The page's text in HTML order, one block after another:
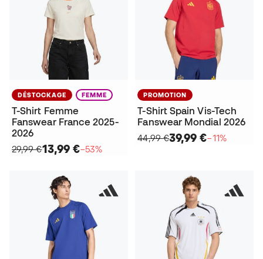
DÉSTOCKAGE FEMME
T-Shirt Femme
Fanswear France 2025-
2026
29,99 €13,99 €−53%
PROMOTION
T-Shirt Spain Vis-Tech
Fanswear Mondial 2026
44,99 €39,99 €−11%